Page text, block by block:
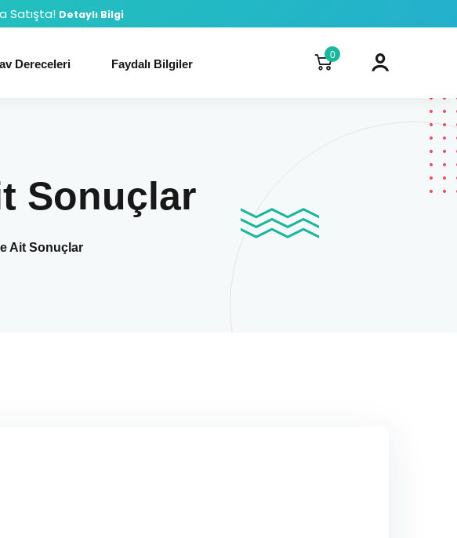
Satışta! Detaylı Bilgi
Dereceleri Faydalı Bilgiler
0
Sonuçlar
Ait Sonuçlar